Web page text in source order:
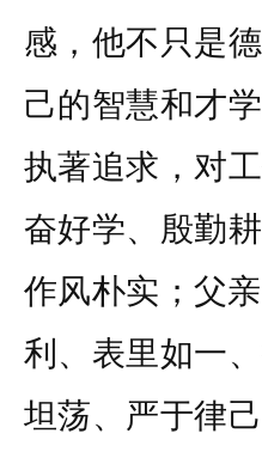
感，他不只是
己的智慧和才
执著追求，对
奋好学、殷勤
作风朴实；父
利、表里如一
坦荡、严于律